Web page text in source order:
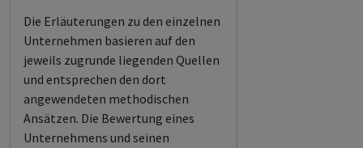
Die Erläuterungen zu den einzelnen
Unternehmen basieren auf den
jeweils zugrunde liegenden Quellen
und entsprechen den dort
angewendeten methodischen
Ansätzen. Die Bewertung eines
Unternehmens und seinen